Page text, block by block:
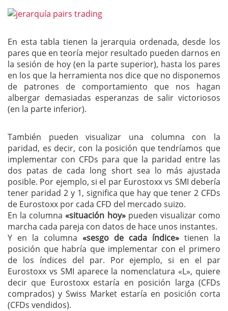
En esta tabla tienen la jerarquia ordenada, desde los
pares que en teoría mejor resultado pueden darnos en
la sesión de hoy (en la parte superior), hasta los pares
en los que la herramienta nos dice que no disponemos
de patrones de comportamiento que nos hagan
albergar demasiadas esperanzas de salir victoriosos
(en la parte inferior).
También pueden visualizar una columna con la
paridad, es decir, con la posición que tendríamos que
implementar con CFDs para que la paridad entre las
dos patas de cada long short sea lo más ajustada
posible. Por ejemplo, si el par Eurostoxx vs SMI debería
tener paridad 2 y 1, significa que hay que tener 2 CFDs
de Eurostoxx por cada CFD del mercado suizo.
En la columna«situación hoy»pueden visualizar como
marcha cada pareja con datos de hace unos instantes.
Y en la columna «sesgo de cada índice» tienen la
posición que habría que implementar con el primero
de los índices del par. Por ejemplo, si en el par
Eurostoxx vs SMI aparece la nomenclatura «L», quiere
decir que Eurostoxx estaría en posición larga (CFDs
comprados) y Swiss Market estaría en posición corta
(CFDs vendidos).